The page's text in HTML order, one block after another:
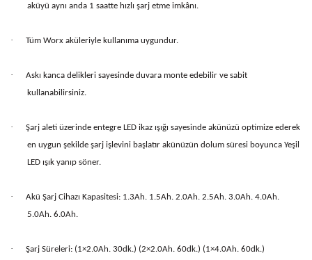
aküyü aynı anda 1 saatte hızlı şarj etme imkânı.
· Tüm Worx aküleriyle kullanıma uygundur.
·
Askı kanca delikleri sayesinde duvara monte edebilir ve sabit
kullanabilirsiniz.
·
Şarj aleti üzerinde entegre LED ikaz ışığı sayesinde akünüzü optimize ederek
en uygun şekilde şarj işlevini başlatır akünüzün dolum süresi boyunca Yeşil
LED ışık yanıp söner.
·
Akü Şarj Cihazı Kapasitesi: 1.3Ah. 1.5Ah. 2.0Ah. 2.5Ah. 3.0Ah. 4.0Ah.
5.0Ah. 6.0Ah.
·
Şarj Süreleri: (1×2.0Ah. 30dk.) (2×2.0Ah. 60dk.) (1×4.0Ah. 60dk.)